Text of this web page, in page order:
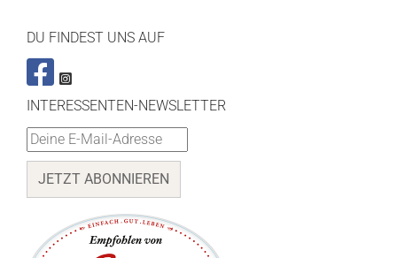
DU FINDEST UNS AUF
INTERESSENTEN-NEWSLETTER
JETZT ABONNIEREN